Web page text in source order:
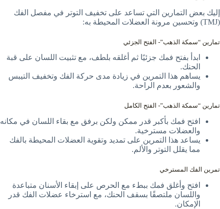
إليك بعض التمارين التي تساعد على تخفيف التوتر في مفصل الفك
(TMJ) وتحسين مرونة العضلات المحيطة به:
تمارين “سمكة الذهب”- الفتح الجزئي
ابدأ بفتح فمك جزئيًا ثم أغلقه بلطف، مع تثبيت اللسان على قبة
الحنك.
يساهم هذا التمرين في زيادة مدى حركة الفك وتخفيف التيبس
والشعور بعدم الراحة.
تمارين “سمكة الذهب”- الفتح الكامل
افتح فمك بأكبر قدر ممكن ولكن برفق مع بقاء اللسان في مكانه
والعضلات مسترخية.
يساعد هذا التمرين على تمديد وتقوية العضلات المحيطة بالفك
مما يقلل التوتر والألم.
تمرين الفك المسترخي
افتح وأغلق فمك ببطء مع الحرص على إبقاء الأسنان متباعدة
واللسان ملتصقًا بسقف الحنك، مع استرخاء عضلات الفك قدر
الإمكان.